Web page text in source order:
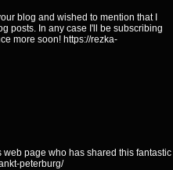
blog and wished to mention that I
posts. In any case I'll be subscribing
more soon! https://rezka-
web page who has shared this fantastic
peterburg/